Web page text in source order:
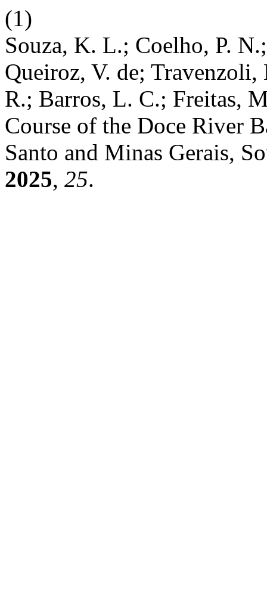
(1)
Souza, K. L.; Coelho, P.
Queiroz, V. de;
R.; Barros, L. C.; Freitas,
Course of the Doce River
Santo and Minas Gerais,
2025, 25.